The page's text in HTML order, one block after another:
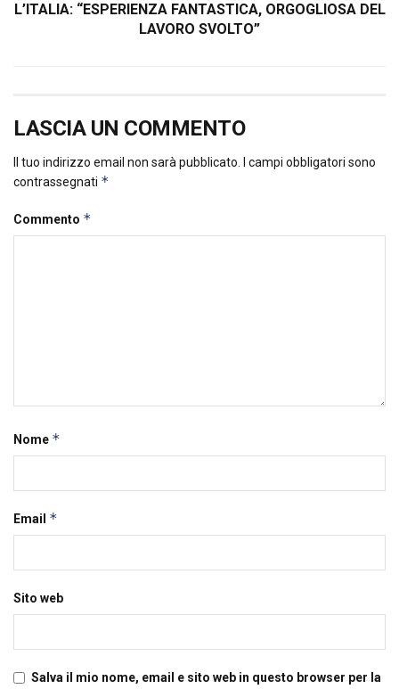
L’ITALIA: “ESPERIENZA FANTASTICA, ORGOGLIOSA DEL
LAVORO SVOLTO”
LASCIA UN COMMENTO
Il tuo indirizzo email non sarà pubblicato.
I campi obbligatori sono
contrassegnati *
Commento *
Nome *
Email *
Sito web
Salva il mio nome, email e sito web in questo browser per la